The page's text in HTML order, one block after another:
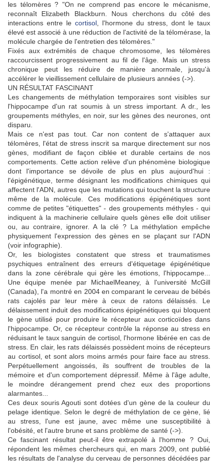
les télomères ? "On ne comprend pas encore le mécanisme,
reconnaît Elizabeth Blackburn. Nous cherchons du côté des
interactions entre le cortisol , l'hormone du stress, dont le taux
élevé est associé à une réduction de l'activité de la télomérase, la
molécule chargée de l'entretien des télomères."
Fixés aux extrémités de chaque chromosome, les télomères
raccourcissent progressivement au fil de l'âge. Mais un stress
chronique peut les réduire de manière anormale, jusqu'à
accélérer le vieillissement cellulaire de plusieurs années (->)
UN RÉSULTAT FASCINANT
Les changements de méthylation temporaires sont visibles sur
l'hippocampe d'un rat soumis à un stress important. A dr., les
groupements méthyles, en noir, sur les gènes des neurones, ont
disparu.
Mais ce n'est pas tout. Car non content de s'attaquer aux
télomères, l'état de stress inscrit sa marque directement sur nos
gènes, modifiant de façon ciblée et durable certains de nos
comportements. Cette action relève d'un phénomène biologique
dont l'importance se dévoile de plus en plus aujourd'hui :
l'épigénétique, terme désignant les modifications chimiques qui
affectent l'ADN, autres que les mutations qui touchent la structure
même de la molécule. Ces modifications épigénétiques sont
comme de petites "étiquettes" - des groupements méthyles - qui
indiquent à la machinerie cellulaire quels gènes elle doit utiliser
ou, au contraire, ignorer. A la clé ? La méthylation empêche
physiquement l'expression des gènes en se plaçant sur l'ADN
(voir infographie).
Or, les biologistes constatent que stress et traumatismes
psychiques entraînent des erreurs d'étiquetage épigénétique
dans la zone cérébrale qui gère les émotions, l'hippocampe...
Une équipe menée par MichaelMeaney, à l'université McGill
(Canada), l'a montré en 2004 en comparant le cerveau de bébés
rats cajolés par leur mère à ceux de ratons délaissés. Le
délaissement induit des modifications épigénétiques qui bloquent
le gène utilisé pour produire le récepteur aux corticoïdes dans
l'hippocampe. Or, ce récepteur contrôle la réponse au stress en
réduisant le taux sanguin de cortisol, l'hormone libérée en cas de
stress. En clair, les rats délaissés possèdent moins de récepteurs
au cortisol, et sont alors moins armés pour faire face au stress.
Perpétuellement angoissés, ils souffrent de troubles de la
mémoire et d'un comportement dépressif. Même à l'âge adulte,
le moindre dérangement prend chez eux des proportions
alarmantes...
Ces deux souris Agouti sont dotées d'un gène de la couleur du
pelage identique. Selon le degré de méthylation de ce gène, lié
au stress, l'une est jaune, avec même une susceptibilité à
l'obésité, et l'autre brune et sans problème de santé (->).
Ce fascinant résultat peut-il être extrapolé à l'homme ? Oui,
répondent les mêmes chercheurs qui, en mars 2009, ont publié
les résultats de l'analyse du cerveau de personnes décédées par